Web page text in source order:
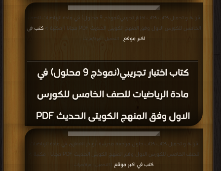
كتاب اختبار تجريبي(نموذج 9 محلول) في
مادة الرياضيات للصف الخامس للكورس
الاول وفق المنهج الكويتى الحديث PDF
قراءة و تحميل كتاب كتاب اختبار تجريبي(نموذج 9 محلول) في مادة الرياضيات للصف
الخامس للكورس الاول وفق المنهج الكويتى الحديث PDF مجانا | مكتبة >
كتب في
اكبر موقع
| التحميل : مرة/مرات
قراءة و تحميل كتاب كتاب حلول مراجعة مدرسة أبو ذر الغفاري في مادة الرياضيات
للصف الخامس للكورس الاول وفق المنهج الكويتى الحديث PDF مجانا | مكتبة >
كتب في اكبر موقع
| التحميل : مرة/مرات